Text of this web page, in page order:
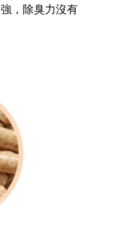
，除臭力沒有